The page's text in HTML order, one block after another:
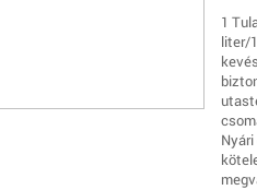
1
liter/